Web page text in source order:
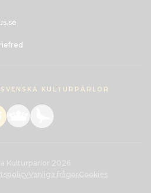
SVENSKA KULTURPÄRLOR